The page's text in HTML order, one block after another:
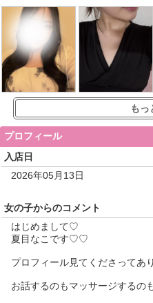
もっ
プロフィール
入店日
2026年05月13日
女の子からのコメント
はじめまして♡
夏目なこです♡♡
プロフィール見てくださってあ
お話するのもマッサージするの